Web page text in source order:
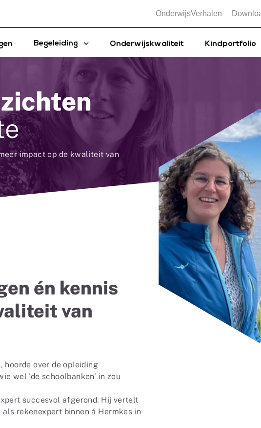
OnderwijsVerhalen
Begeleiding Onderwijskwaliteit Kindportfolio
impact op de kwaliteit van
én kennis
van
hoorde over de opleiding
wel 'de schoolbanken' in zou
succesvol afgerond. Hij vertelt
rekenexpert binnen á Hermkes in